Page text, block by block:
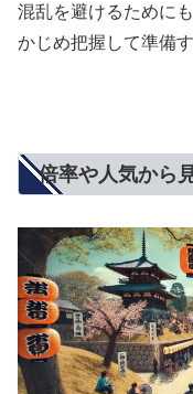
混乱を避けるために
かじめ把握して準備
倍率や人気から